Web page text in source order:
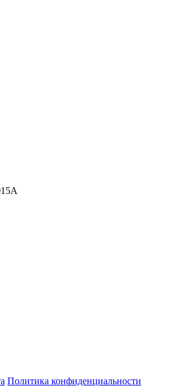
Политика конфиденциальности